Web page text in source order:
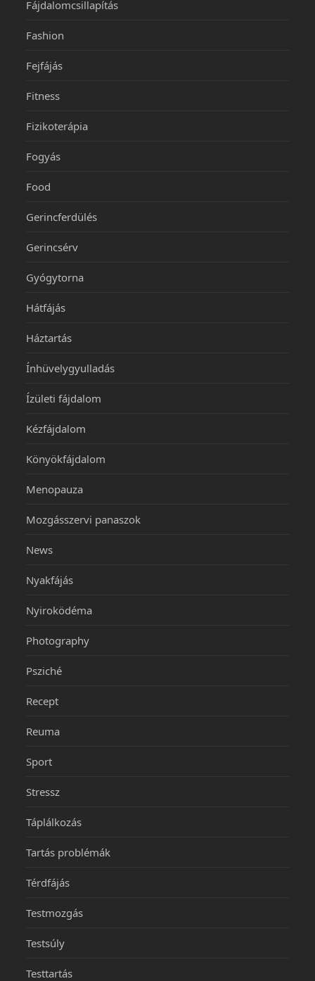
Fájdalomcsillapítás
Fashion
Fejfájás
Fitness
Fizikoterápia
Fogyás
Food
Gerincferdülés
Gerincsérv
Gyógytorna
Hátfájás
Háztartás
Ínhüvelygyulladás
Ízületi fájdalom
Kézfájdalom
Könyökfájdalom
Menopauza
Mozgásszervi panaszok
News
Nyakfájás
Nyiroködéma
Photography
Psziché
Recept
Reuma
Sport
Stressz
Táplálkozás
Tartás problémák
Térdfájás
Testmozgás
Testsúly
Testtartás